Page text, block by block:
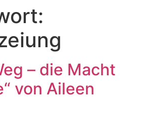
– die Macht
von Aileen